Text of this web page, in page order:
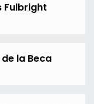
Fulbright
la Beca